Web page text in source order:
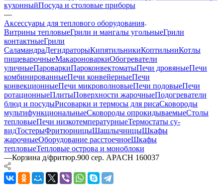
кухонныйПосуда и столовые приборы
—
Аксессуары для теплового оборудования
Витрины тепловыеГрили и мангалы угольныеГрили
контактныеГрили
СаламандраДегидраторыКипятильникиКоптильниКотлы
пищеварочныеМакароноваркиОбогреватели
уличныеПароваркиПароконвектоматыПечи дровяныеПечи
комбинированныеПечи конвейерныеПечи
конвекционныеПечи микроволновыеПечи подовыеПечи
ротационныеПлитыПоверхности жарочныеПодогреватели
блюд и посудыРисоварки и термосы для рисаСковороды
мультифункциональныеСковороды опрокидываемыеСтолы
тепловыеПечи низкотемпературныеТермостаты су-
видТостерыФритюрницыШашлычницыШкафы
жарочныеОборудование расстоечноеШкафы
тепловыеТепловые острова и моноблоки
—Корзина д/фритюр.900 сер. APACH 160037